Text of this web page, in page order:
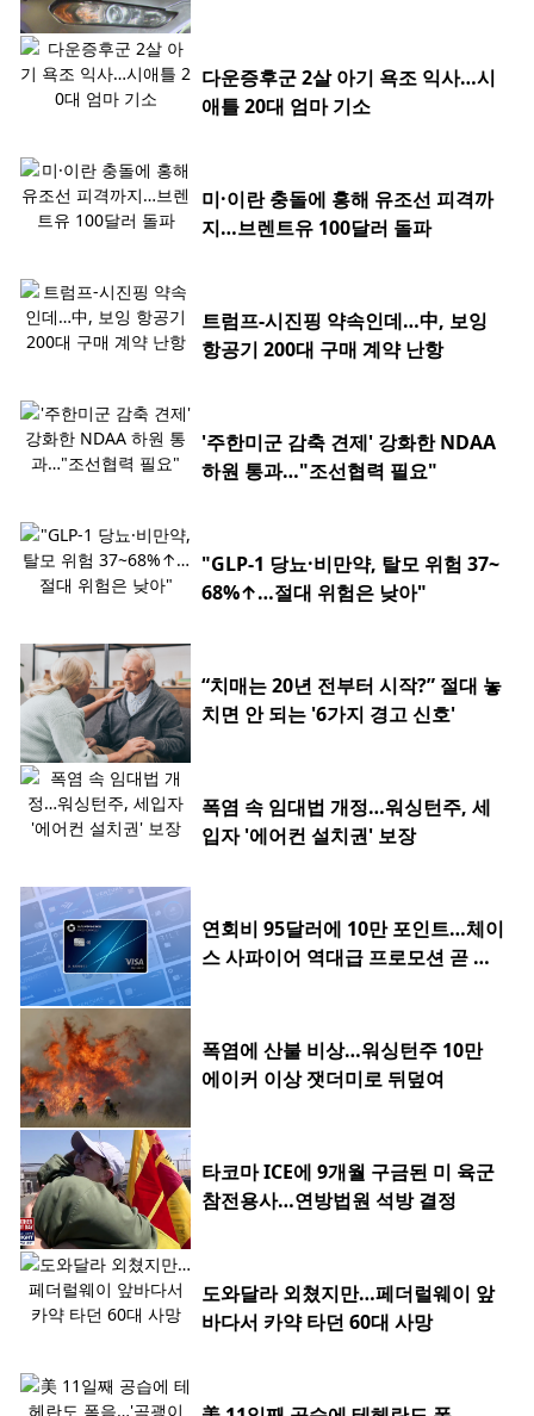
다운증후군 2살 아기 욕조 익사…시
애틀 20대 엄마 기소
미·이란 충돌에 홍해 유조선 피격까
지…브렌트유 100달러 돌파
트럼프-시진핑 약속인데…中, 보잉
항공기 200대 구매 계약 난항
'주한미군 감축 견제' 강화한 NDAA
하원 통과…"조선협력 필요"
"GLP-1 당뇨·비만약, 탈모 위험 37~
68%↑…절대 위험은 낮아"
“치매는 20년 전부터 시작?” 절대 놓
치면 안 되는 '6가지 경고 신호'
폭염 속 임대법 개정…워싱턴주, 세
입자 '에어컨 설치권' 보장
연회비 95달러에 10만 포인트…체이
스 사파이어 역대급 프로모션 곧 종
폭염에 산불 비상…워싱턴주 10만
에이커 이상 잿더미로 뒤덮여
타코마 ICE에 9개월 구금된 미 육군
참전용사…연방법원 석방 결정
도와달라 외쳤지만…페더럴웨이 앞
바다서 카약 타던 60대 사망